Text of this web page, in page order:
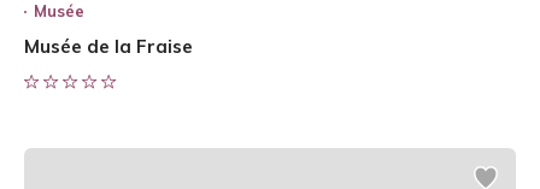
Musée
Musée de la Fraise